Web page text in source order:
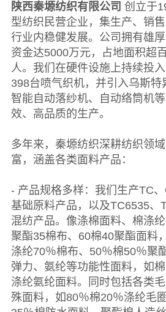
陕西秦塬纺织有限公司 创立于
型纺织民营企业，集生产、销
行业内稳健发展。公司拥有雄
资金达5000万元，占地面积超
人。我们在硬件设施上持续投入
398台喷气织机，并引入乌斯特
智能自动落纱机、自动络筒机
效、高品质的生产。
多年来，秦塬纺织深耕纺织领
富，涵盖各类面料产品：
- 产品规格多样：我们生产TC
基础原料产品，以及TC6535、
混纺产品。像涤棉面料、棉涤
聚酯35棉布、60棉40聚酯面料
涤纶70％棉布、50％棉50％聚
弹力、氨纶等功能性面料，如
涤纶氨纶面料。同时包括各类
殊面料，如80％棉20％涤纶毛